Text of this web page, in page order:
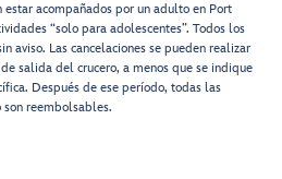
acompañados por un adulto en Port
“solo para adolescentes”. Todos los
aviso. Las cancelaciones se pueden realizar
salida del crucero, a menos que se indique
Después de ese período, todas las
son reembolsables.